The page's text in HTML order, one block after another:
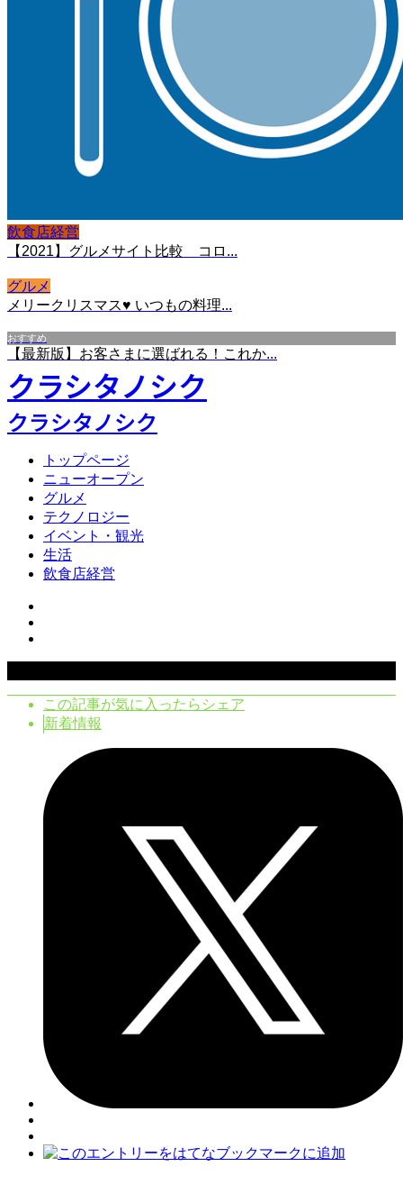
飲食店経営
【2021】グルメサイト比較 コロ...
グルメ
メリークリスマス♥ いつもの料理...
おすすめ
【最新版】お客さまに選ばれる！これか...
クラシタノシク
クラシタノシク
トップページ
ニューオープン
グルメ
テクノロジー
イベント・観光
生活
飲食店経営
この記事が気に入ったらシェア
新着情報